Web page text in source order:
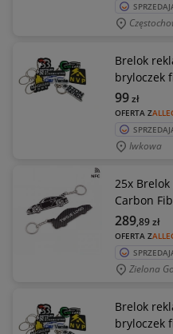
Brelok
bryloczek
OFERTA Z
99zł
Iwkowa
25x Brelok
Carbon
OFERTA Z
289,89zł
Zielona
Brelok
bryloczek